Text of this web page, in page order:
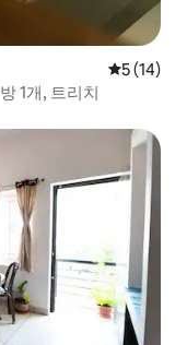
평점 5점
5 (14)
1개, 트리치